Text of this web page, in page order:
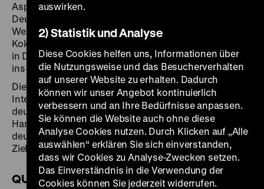
Aspekten des deutschen Kolonialismus. Obwohl das
Deutsche Reich von 1884 bis zum Ende des Ersten
Weltkriegs 1918 eine der großen europäischen
Kolonialmächte war, rückt die koloniale Vergangenheit
in Deutschland erst seit wenigen Jahren zunehmend
ins öffentliche Bewusstsein.
Die Ausstellung bietet spannende Einblicke in die
Interessen, den Verlauf und die Dynamiken der
deutschen Kolonialgeschichte und erzählt von den
Handlungsräumen, in denen ein breites Spektrum
deutscher, afrikanischer und ozeanischer Akteure ihre
Ziele und Motive verfolgte.
QUARTETT "VERLORENES LAND"
auswirken.
2) Statistik und Analyse
Diese Cookies helfen uns, Informationen über
die Nutzungsweise und das Besucherverhalten
auf unserer Website zu erhalten. Dadurch
können wir unser Angebot kontinuierlich
verbessern und an Ihre Bedürfnisse anpassen.
Sie können die Website auch ohne diese
Analyse Cookies nutzen. Durch Klicken auf „Alle
auswählen“ erklären Sie sich einverstanden,
dass wir Cookies zu Analyse-Zwecken setzen.
Das Einverständnis in die Verwendung der
Cookies können Sie jederzeit widerrufen.